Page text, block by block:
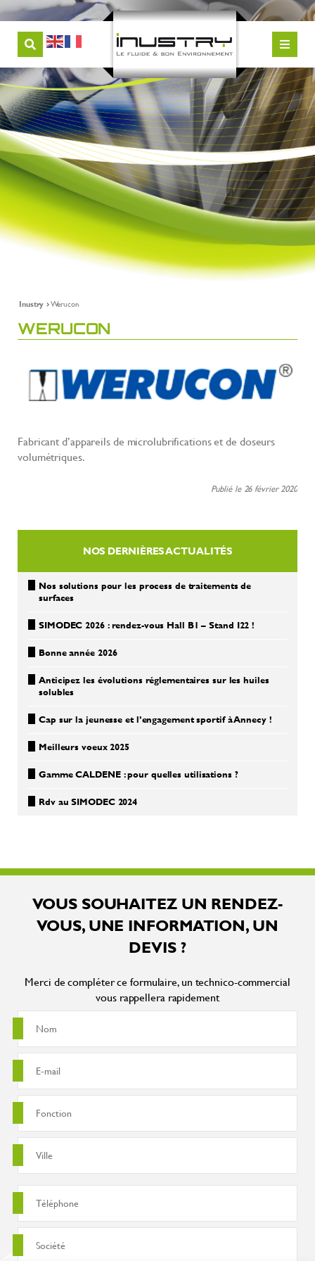
Inustry Werucon
WERUCON
Fabricant d’appareils de microlubrifications et de doseurs
volumétriques.
Publié le 26 février 2020
NOS DERNIÈRES ACTUALITÉS
Nos solutions pour les process de traitements de
surfaces
SIMODEC 2026 : rendez-vous Hall B1 – Stand I22 !
Bonne année 2026
Anticipez les évolutions réglementaires sur les huiles
solubles
Cap sur la jeunesse et l’engagement sportif à Annecy !
Meilleurs voeux 2025
Gamme CALDENE : pour quelles utilisations ?
Rdv au SIMODEC 2024
VOUS SOUHAITEZ UN RENDEZ-
VOUS, UNE INFORMATION, UN
DEVIS ?
Merci de compléter ce formulaire, un technico-commercial
vous rappellera rapidement